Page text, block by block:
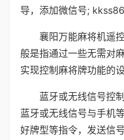
导，添加微信号;
襄阳万能麻将机遥
般是指通过一些无需对
实现控制麻将牌功能的
蓝牙或无线信号控
蓝牙或无线信号与手机
好牌型等指令，发送信